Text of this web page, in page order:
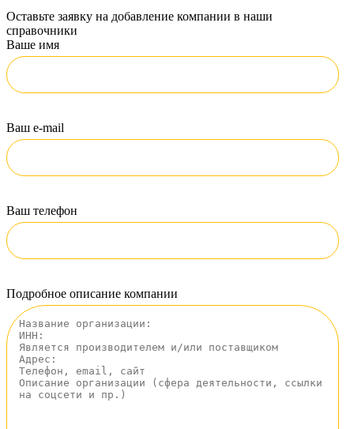
Оставьте заявку на добавление компании в наши
справочники
Ваше имя
Ваш e-mail
Ваш телефон
Подробное описание компании